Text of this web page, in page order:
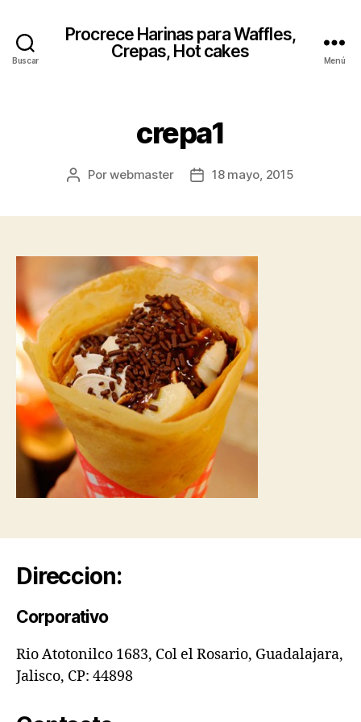
Buscar
Procrece Harinas para Waffles,
Crepas, Hot cakes
Menú
crepa1
Autor
Porwebmaster
Fecha18 mayo, 2015
Direccion:
Corporativo
Rio Atotonilco 1683, Col el Rosario, Guadalajara,
Jalisco, CP: 44898